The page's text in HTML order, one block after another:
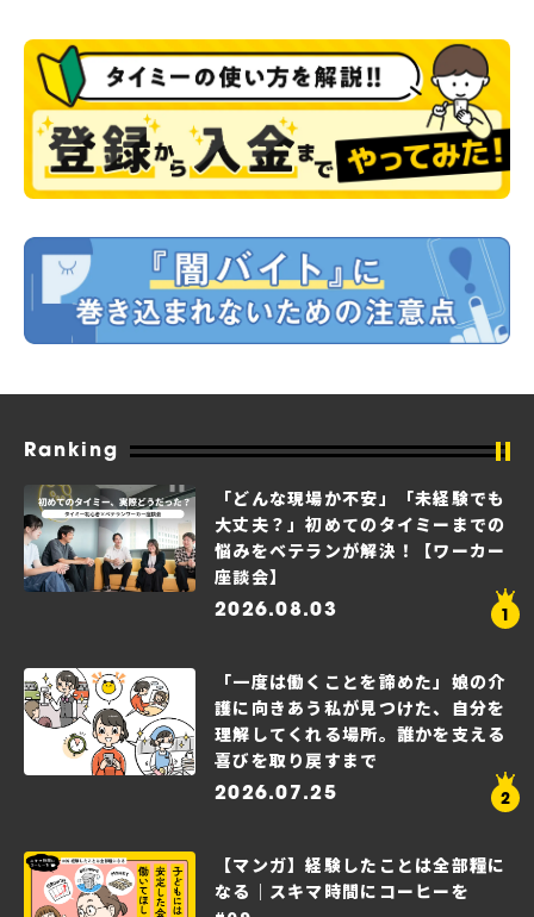
Ranking
「どんな現場か不安」「未経験でも
大丈夫？」初めてのタイミーまでの
悩みをベテランが解決！【ワーカー
座談会】
2026.08.03
「一度は働くことを諦めた」娘の介
護に向きあう私が見つけた、自分を
理解してくれる場所。誰かを支える
喜びを取り戻すまで
2026.07.25
【マンガ】経験したことは全部糧に
なる｜スキマ時間にコーヒーを